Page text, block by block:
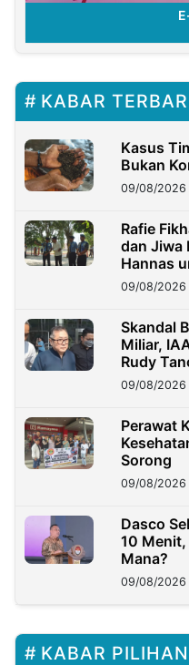
KABAR
Kasus
Bukan
09/08/2026
Rafie
dan Jiwa
Hannas
09/08/2026
Skandal
Miliar,
Rudy
09/08/2026
Perawat
Sorong
09/08/2026
Dasco
10
Mana?
09/08/2026
KABAR PILIHAN